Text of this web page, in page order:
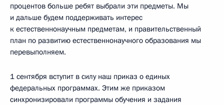
процентов больше ребят выбрали эти предметы. Мы
и дальше будем поддерживать интерес
к естественнонаучным предметам, и правительственный
план по развитию естественнонаучного образования мы
перевыполняем.
1 сентября вступит в силу наш приказ о единых
федеральных программах. Этим же приказом
синхронизировали программы обучения и задания